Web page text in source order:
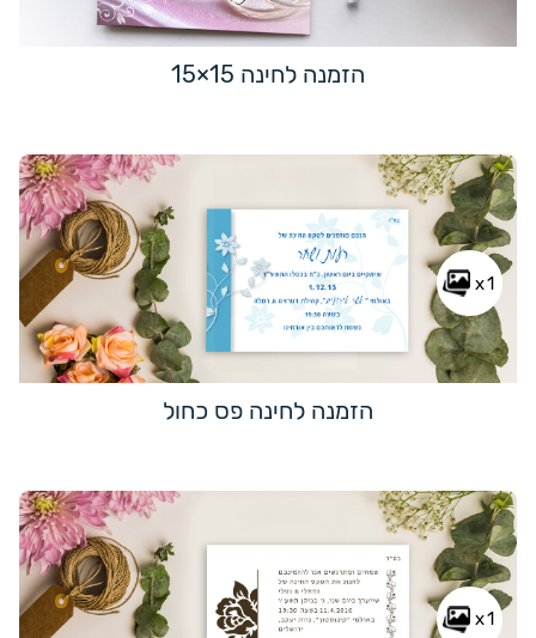
הזמנה לחינה 15×15
x1
הזמנה לחינה פס כחול
x1